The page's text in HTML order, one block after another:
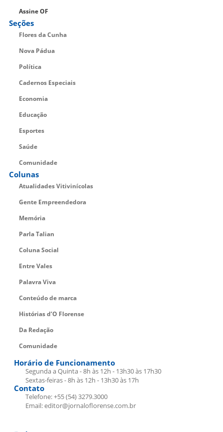
Assine OF
Seções
Flores da Cunha
Nova Pádua
Política
Cadernos Especiais
Economia
Educação
Esportes
Saúde
Comunidade
Colunas
Atualidades Vitivinícolas
Gente Empreendedora
Memória
Parla Talian
Coluna Social
Entre Vales
Palavra Viva
Conteúdo de marca
Histórias d’O Florense
Da Redação
Comunidade
Horário de Funcionamento
Segunda a Quinta - 8h às 12h - 13h30 às 17h30
Sextas-feiras - 8h às 12h - 13h30 às 17h
Contato
Telefone: +55 (54) 3279.3000
Email: editor@jornaloflorense.com.br